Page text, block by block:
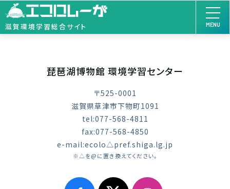
滋賀環境学習総合サイト MENU
琵琶湖博物館 環境学習センター
〒525-0001
滋賀県草津市下物町1091
tel:077-568-4811
fax:077-568-4850
e-mail:ecolo△pref.shiga.lg.jp
※△を@に置き換えてください。